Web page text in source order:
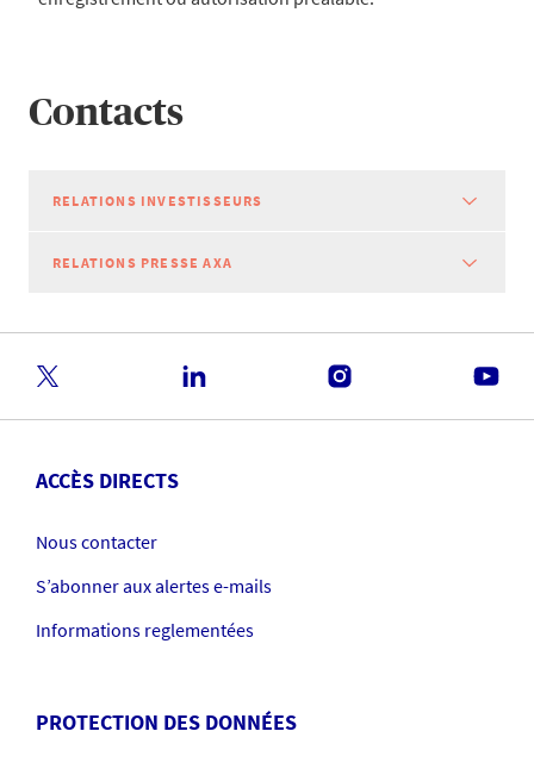
Contacts
RELATIONS INVESTISSEURS
RELATIONS PRESSE AXA
ACCÈS DIRECTS
Nous contacter
S’abonner aux alertes e-mails
Informations reglementées
PROTECTION DES DONNÉES